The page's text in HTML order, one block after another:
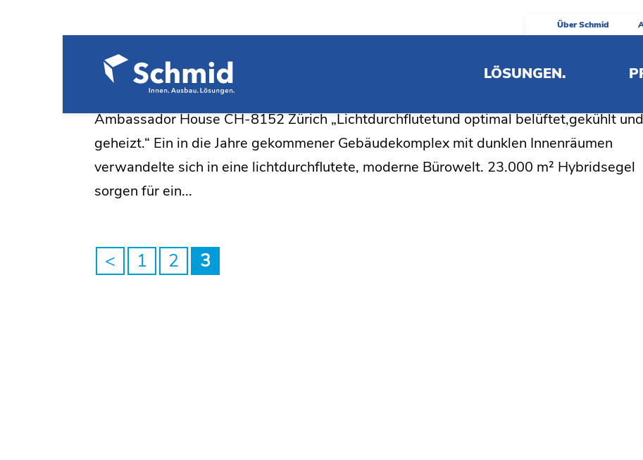
Über Schmid
LÖSUNGEN.
Ambassador House
Ambassador House CH-8152 Zürich „Lichtdurchflutetund optimal belüftet,gekühlt
geheizt.“ Ein in die Jahre gekommener Gebäudekomplex mit dunklen Innenräumen
verwandelte sich in eine lichtdurchflutete, moderne Bürowelt. 23.000 m² Hybridsegel
sorgen für ein...
< 1 2 3